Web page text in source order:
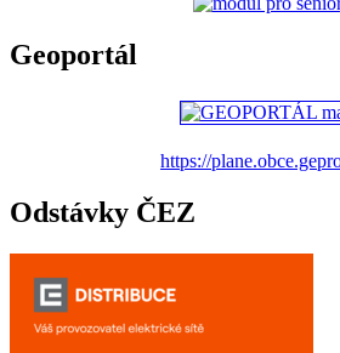
Geoportál
https://
Odstávky ČEZ